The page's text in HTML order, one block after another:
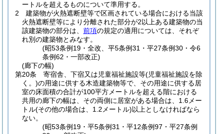
ートルを超えるものについて準用する。
2
建築物が火熱遮断壁等で区画されている場合における当該
火熱遮断壁等により分離された部分が2以上ある建築物の当
該建築物の部分は、 前項の規定の適用については、それぞ
れ別の建築物とみなす。
(昭53条例19・全改、平5条例31・平27条例30・令6
条例62・一部改正)
(廊下の幅)
第20条
寄宿舎、下宿又は児童福祉施設等(児童福祉施設を除
く。)の用途に供する木造建築物等で、その用途に供する居
室の床面積の合計が100平方メートルを超える階における
共用の廊下の幅は、その両側に居室がある場合は、1.6メー
トル(その他の場合は、1.2メートル)以上としなければなら
ない。
(昭53条例19・平5条例31・平12条例97・平27条例